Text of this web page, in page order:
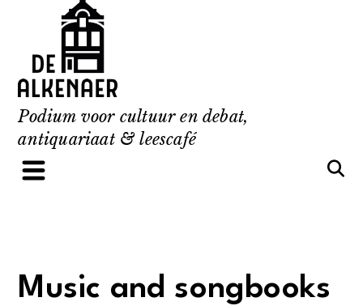
content
Podium voor cultuur en debat,
antiquariaat & leescafé
Music and songbooks